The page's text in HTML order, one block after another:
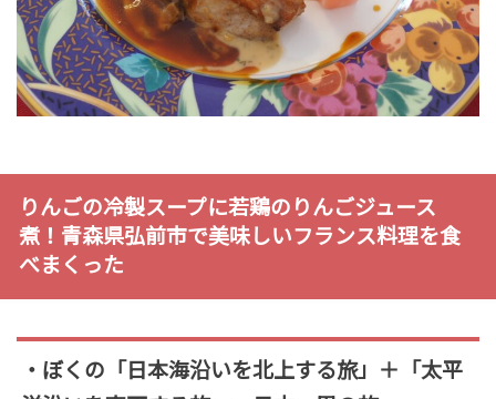
りんごの冷製スープに若鶏のりんごジュース
煮！青森県弘前市で美味しいフランス料理を食
べまくった
・ぼくの「日本海沿いを北上する旅」＋「太平